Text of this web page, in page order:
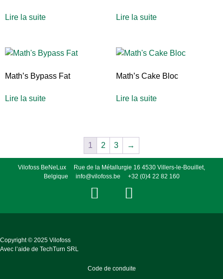
Lire la suite Lire la suite
Math’s Bypass Fat
Lire la suite
Math’s Cake Bloc
Lire la suite
1 2 3 →
Vilofoss BeNeLux Rue de la Métallurgie 16 4530 Villers-le-Bouillet,
Belgique
info@vilofoss.be +32 (0)4 22 82 160
Copyright © 2025 Vilofoss
Avec l’aide de TechTurn SRL
Code de conduite